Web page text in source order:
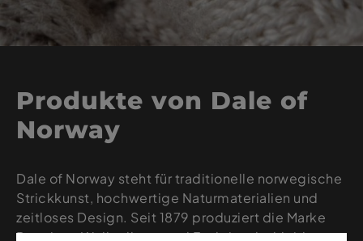
Produkte von Dale of
Norway
Dale of Norway steht für traditionelle norwegische
Strickkunst, hochwertige Naturmaterialien und
zeitloses Design. Seit 1879 produziert die Marke
Premium-Wollpullover und Funktionsbekleidung,